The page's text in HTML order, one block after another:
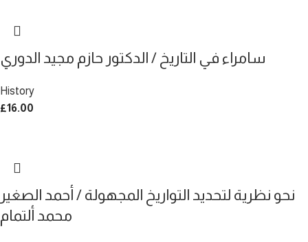
سامراء في التاريخ / الدكتور حازم مجيد الدوري
History
£16.00
نحو نظرية لتحديد التواريخ المجهولة / أحمد الصغير
محمد ألتمام